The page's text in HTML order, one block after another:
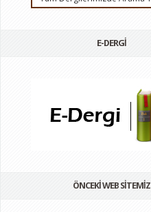
E-DERGİ
ÖNCEKİ WEB SİTEMİZ